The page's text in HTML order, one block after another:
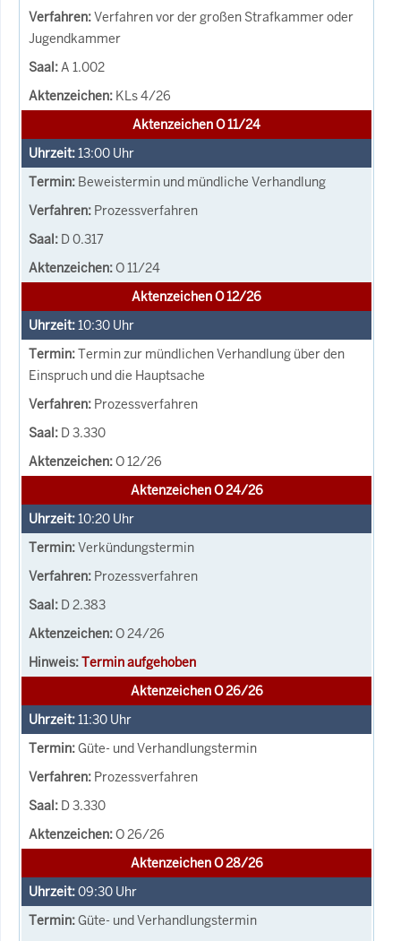
Verfahren vor der großen Strafkammer oder
Jugendkammer
A 1.002
KLs 4/26
Aktenzeichen O 11/24
13:00 Uhr
Beweistermin und mündliche Verhandlung
Prozessverfahren
D 0.317
O 11/24
Aktenzeichen O 12/26
10:30 Uhr
Termin zur mündlichen Verhandlung über den
Einspruch und die Hauptsache
Prozessverfahren
D 3.330
O 12/26
Aktenzeichen O 24/26
10:20 Uhr
Verkündungstermin
Prozessverfahren
D 2.383
O 24/26
Termin aufgehoben
Aktenzeichen O 26/26
11:30 Uhr
Güte- und Verhandlungstermin
Prozessverfahren
D 3.330
O 26/26
Aktenzeichen O 28/26
09:30 Uhr
Güte- und Verhandlungstermin